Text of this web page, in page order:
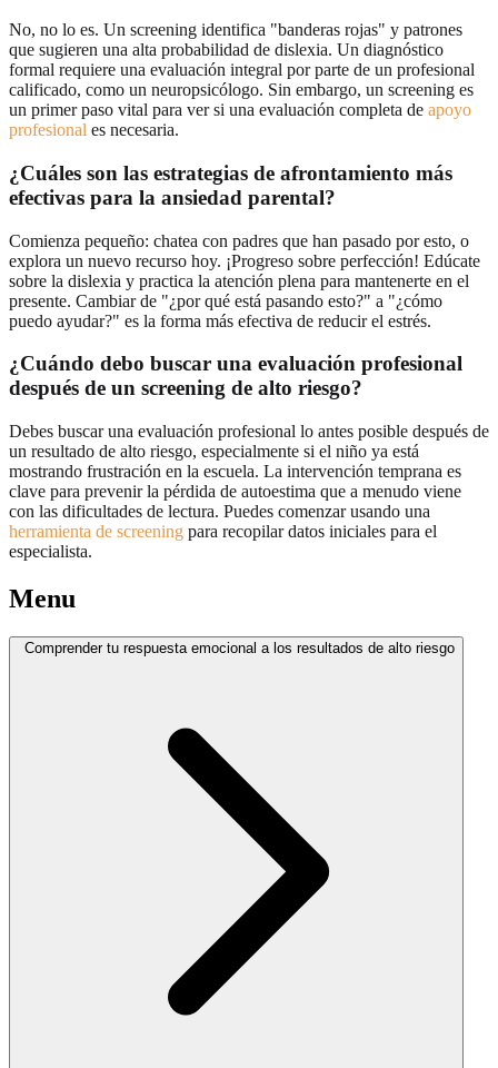
No, no lo es. Un screening identifica "banderas rojas" y patrones
que sugieren una alta probabilidad de dislexia. Un diagnóstico
formal requiere una evaluación integral por parte de un profesional
calificado, como un neuropsicólogo. Sin embargo, un screening es
un primer paso vital para ver si una evaluación completa de apoyo
profesional es necesaria.
¿Cuáles son las estrategias de afrontamiento más
efectivas para la ansiedad parental?
Comienza pequeño: chatea con padres que han pasado por esto, o
explora un nuevo recurso hoy. ¡Progreso sobre perfección! Edúcate
sobre la dislexia y practica la atención plena para mantenerte en el
presente. Cambiar de "¿por qué está pasando esto?" a "¿cómo
puedo ayudar?" es la forma más efectiva de reducir el estrés.
¿Cuándo debo buscar una evaluación profesional
después de un screening de alto riesgo?
Debes buscar una evaluación profesional lo antes posible después de
un resultado de alto riesgo, especialmente si el niño ya está
mostrando frustración en la escuela. La intervención temprana es
clave para prevenir la pérdida de autoestima que a menudo viene
con las dificultades de lectura. Puedes comenzar usando una
herramienta de screening para recopilar datos iniciales para el
especialista.
Menu
Comprender tu respuesta emocional a los resultados de alto riesgo